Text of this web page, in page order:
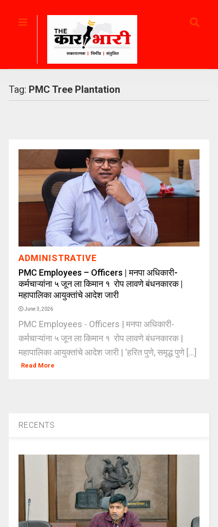
Tag: PMC Tree Plantation
ADMINISTRATIVE
PMC Employees – Officers | मनपा अधिकारी-
कर्मचाऱ्यांना ५ जून ला किमान १ रोप लावणे बंधनकारक |
महापालिका आयुक्तांचे आदेश जारी
June 3, 2026
PMC Employees - Officers | मनपा अधिकारी-
कर्मचाऱ्यांना ५ जून ला किमान १ रोप लावणे बंधनकारक |
महापालिका आयुक्तांचे आदेश जारी | ‘हरित पुणे, समृद्ध पुणे [...]
Read More
RECENTS